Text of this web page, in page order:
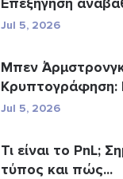
Jul 5, 2026
Μπεν
Κρυπτογράφηση:
άν�...
Jul 5, 2026
Τι είναι το PnL;
τύπος και πώς...